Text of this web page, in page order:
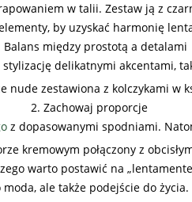
w talii. Zestaw ją z
elementy, by uzyskać harmonię
Balans między prostotą a detalami
delikatnymi akcentami,
nude zestawiona z kolczykami w
2. Zachowaj proporcje
z dopasowanymi spodniami.
kremowym połączony z
warto postawić na
ale także podejście do